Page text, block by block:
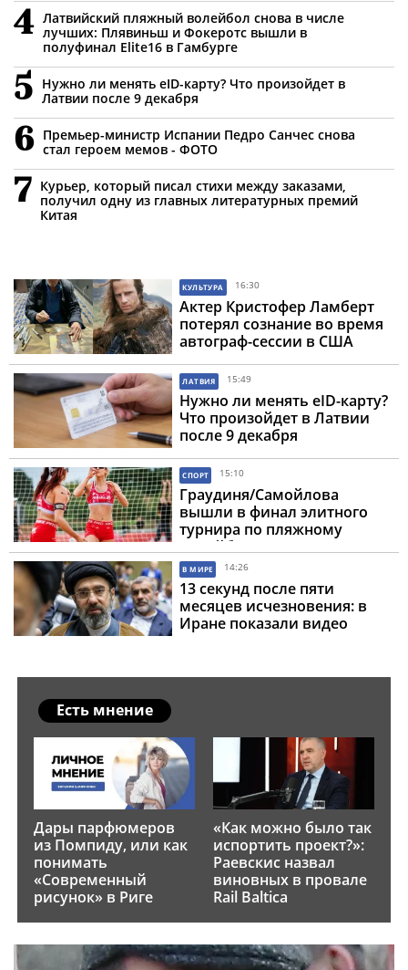
4 Латвийский пляжный волейбол снова в числе
лучших: Плявиньш и Фокеротс вышли в
полуфинал Elite16 в Гамбурге
5 Нужно ли менять eID-карту? Что произойдет в
Латвии после 9 декабря
6 Премьер-министр Испании Педро Санчес снова
стал героем мемов - ФОТО
7 Курьер, который писал стихи между заказами,
получил одну из главных литературных премий
Китая
КУЛЬТУРА 16:30
Актер Кристофер Ламберт
потерял сознание во время
автограф-сессии в США
ЛАТВИЯ 15:49
Нужно ли менять eID-карту?
Что произойдет в Латвии
после 9 декабря
СПОРТ 15:10
Граудиня/Самойлова
вышли в финал элитного
турнира по пляжному
волейболу, Плявиньш/
Фокеротс поборются за
бронзу
В МИРЕ 14:26
13 секунд после пяти
месяцев исчезновения: в
Иране показали видео
Есть мнение
Дары парфюмеров
из Помпиду, или как
понимать
«Современный
рисунок» в Риге
«Как можно было так
испортить проект?»:
Раевскис назвал
виновных в провале
Rail Baltica